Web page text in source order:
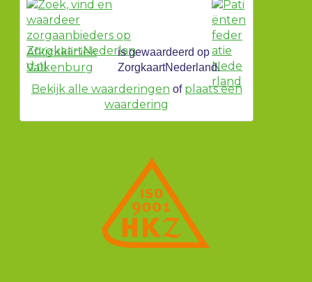
Afkickkliniek
Valkenburg
is gewaardeerd op
ZorgkaartNederland.
Bekijk alle waarderingen of plaats een
waardering